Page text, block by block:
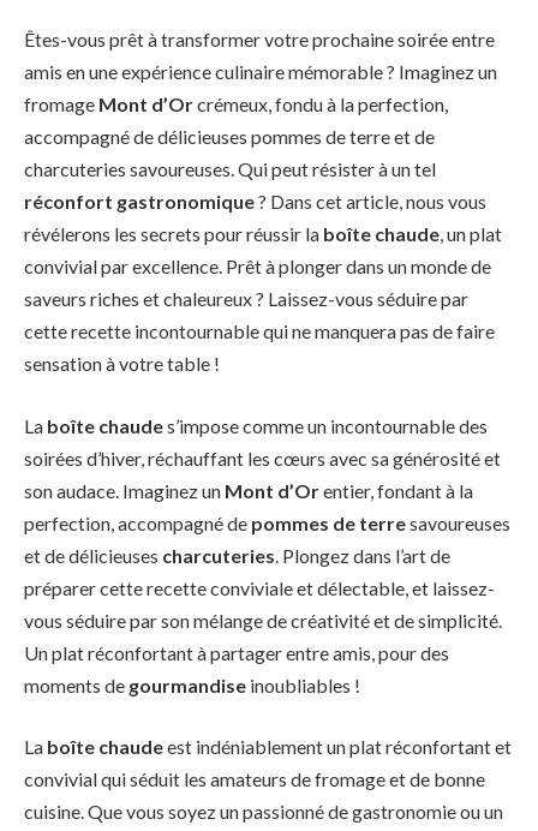
Êtes-vous prêt à transformer votre prochaine soirée entre
amis en une expérience culinaire mémorable ? Imaginez un
fromage Mont d’Orcrémeux, fondu à la perfection,
accompagné de délicieuses pommes de terre et de
charcuteries savoureuses. Qui peut résister à un tel
réconfort gastronomique? Dans cet article, nous vous
révélerons les secrets pour réussir la boîte chaude, un plat
convivial par excellence. Prêt à plonger dans un monde de
saveurs riches et chaleureux ? Laissez-vous séduire par
cette recette incontournable qui ne manquera pas de faire
sensation à votre table !
La boîte chaudes’impose comme un incontournable des
soirées d’hiver, réchauffant les cœurs avec sa générosité et
son audace. Imaginez un Mont d’Orentier, fondant à la
perfection, accompagné de pommes de terresavoureuses
et de délicieuses charcuteries . Plongez dans l’art de
préparer cette recette conviviale et délectable, et laissez-
vous séduire par son mélange de créativité et de simplicité.
Un plat réconfortant à partager entre amis, pour des
moments de gourmandise inoubliables !
La boîte chaudeest indéniablement un plat réconfortant et
convivial qui séduit les amateurs de fromage et de bonne
cuisine. Que vous soyez un passionné de gastronomie ou un